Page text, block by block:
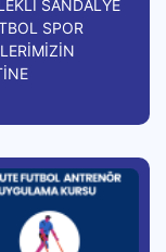
SANDALYE
SPOR